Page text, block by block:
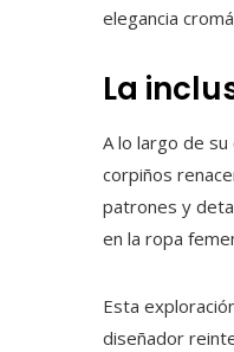
elegancia
La
A lo largo de
corpiños
patrones y
en la ropa
Esta
diseñador